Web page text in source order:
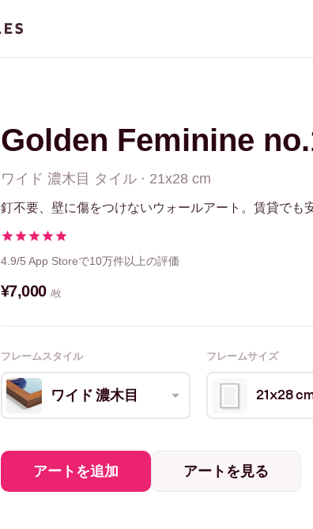
Golden Feminine
ワイド 濃木目 タイル · 21x28 cm
釘不要、壁に傷をつけないウォールアート。賃貸でも
4.9/5 App Storeで10万件以上の評価
¥7,000 /枚
フレームスタイル フレームサイズ
ワイド 濃木目 21x28
アートを追加 アートを見る